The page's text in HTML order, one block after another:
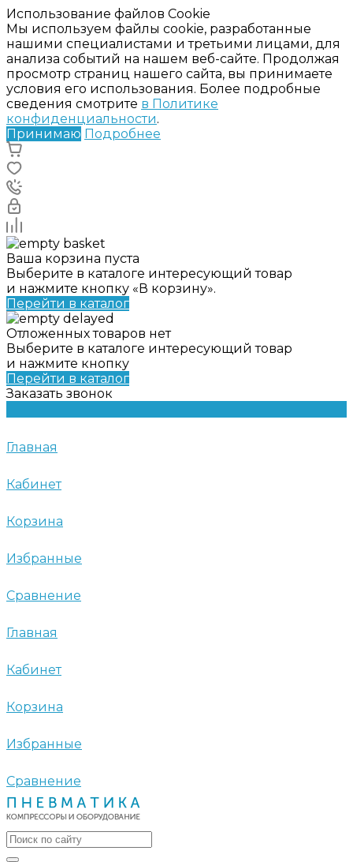
Использование файлов Cookie
Мы используем файлы cookie, разработанные
нашими специалистами и третьими лицами, для
анализа событий на нашем веб-сайте. Продолжая
просмотр страниц нашего сайта, вы принимаете
условия его использования. Более подробные
сведения смотрите в Политике
конфиденциальности.
Принимаю Подробнее
Ваша корзина пуста
Выберите в каталоге интересующий товар
и нажмите кнопку «В корзину».
Перейти в каталог
Отложенных товаров нет
Выберите в каталоге интересующий товар
и нажмите кнопку
Перейти в каталог
Заказать звонок
Главная
Кабинет
Корзина
Избранные
Сравнение
Главная
Кабинет
Корзина
Избранные
Сравнение